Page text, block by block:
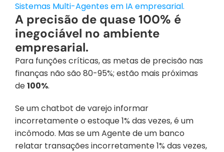
Sistemas Multi-Agentes em IA empresarial.
A precisão de quase 100% é
inegociável no ambiente
empresarial.
Para funções críticas, as metas de precisão nas
finanças não são 80-95%; estão mais próximas
de 100%.
Se um chatbot de varejo informar
incorretamente o estoque 1% das vezes, é um
incômodo. Mas se um Agente de um banco
relatar transações incorretamente 1% das vezes,